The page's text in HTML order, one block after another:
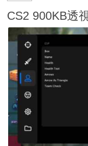
CS2 900KB透